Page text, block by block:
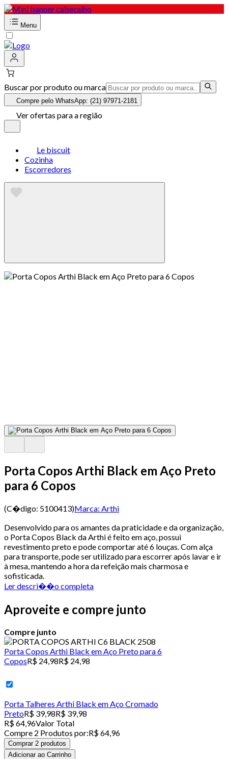
Menu
Buscar por produto ou marca
Compre pelo WhatsApp: (21) 97971-2181
Ver ofertas para a região
Le biscuit
Cozinha
Escorredores
Porta Copos Arthi Black em Aço Preto
para 6 Copos
(C�digo: 5100413)Marca: Arthi
Desenvolvido para os amantes da praticidade e da organização,
o Porta Copos Black da Arthi é feito em aço, possui
revestimento preto e pode comportar até 6 louças. Com alça
para transporte, pode ser utilizado para escorrer após lavar e ir
à mesa, mantendo a hora da refeição mais charmosa e
sofisticada.
Ler descri��o completa
Aproveite e compre junto
Compre junto
Porta Copos Arthi Black em Aço Preto para 6
CoposR$ 24,98R$ 24,98
Porta Talheres Arthi Black em Aço Cromado
PretoR$ 39,98R$ 39,98
R$ 64,96Valor Total
Compre 2 Produtos por:R$ 64,96
Comprar 2 produtos
Adicionar ao Carrinho